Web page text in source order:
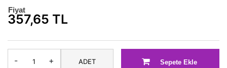
Fiyat
357,65 TL
- + ADET Sepete Ekle